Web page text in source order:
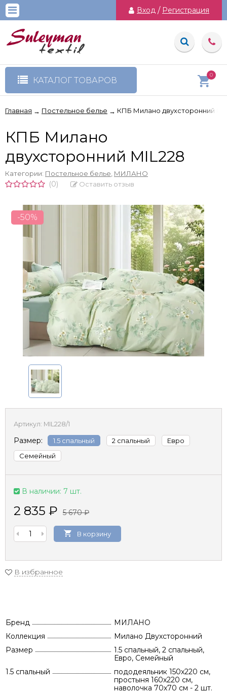
Вход / Регистрация
КАТАЛОГ ТОВАРОВ
0
Главная → Постельное белье → КПБ Милано двухсторонний
КПБ Милано
двухсторонний MIL228
Категории: Постельное белье МИЛАНО
(0) Оставить отзыв
-50%
Артикул: MIL228/1
Размер: 1.5 спальный 2 спальный
Евро
Семейный
В наличии: 7 шт.
2 835 ₽ 5 670₽
В корзину
В избранное
Бренд
МИЛАНО
Коллекция
Милано Двухсторонний
Размер
1.5 спальный, 2 спальный,
Евро, Семейный
1.5 спальный
пододеяльник 150х220 см,
простыня 160х220 см,
наволочка 70х70 см - 2 шт.